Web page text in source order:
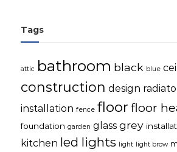
Tags
attic bathroom black blue
construction design
installation fence floor floor
foundation garden glass grey
kitchen led lights light light brow